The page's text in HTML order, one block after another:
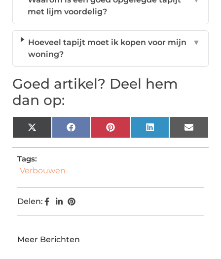
met lijm voordelig?
Hoeveel tapijt moet ik kopen voor mijn
woning?
▼
Goed artikel? Deel hem
dan op:
X
(Twitter)
FacebookPinterestLinkedIn Email
Tags:
Verbouwen
Delen:
Meer Berichten